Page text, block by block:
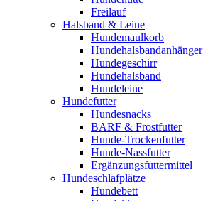
Freilauf
Halsband & Leine
Hundemaulkorb
Hundehalsbandanhänger
Hundegeschirr
Hundehalsband
Hundeleine
Hundefutter
Hundesnacks
BARF & Frostfutter
Hunde-Trockenfutter
Hunde-Nassfutter
Ergänzungsfuttermittel
Hundeschlafplätze
Hundebett